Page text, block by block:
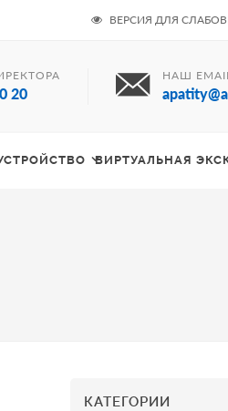
ВЕРСИЯ ДЛЯ
20
НАШ
ВИРТУАЛЬНАЯ
КАТЕГОРИИ